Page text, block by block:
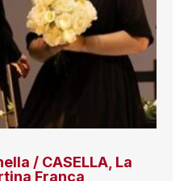
/ CASELLA, La
Franca